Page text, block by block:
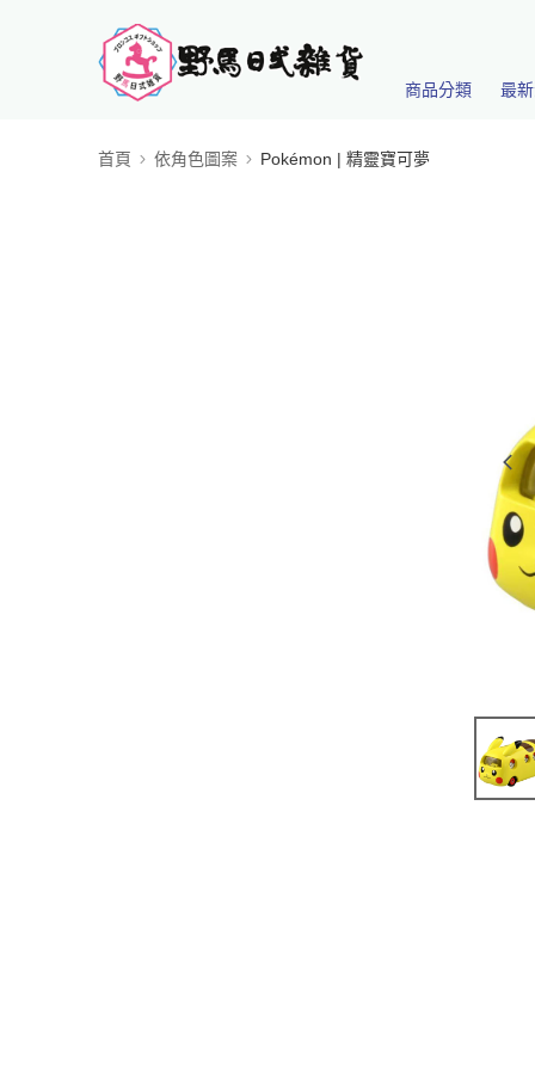
商品分類 最
首頁 依角色圖案 Pokémon | 精靈寶可夢